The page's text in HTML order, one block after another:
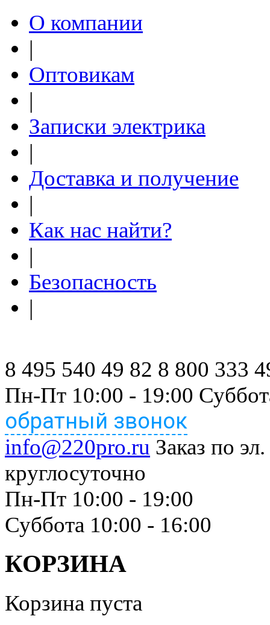
О компании
|
Оптовикам
|
Записки электрика
|
Доставка и получение
|
Как нас найти?
|
Безопасность
|
8 495 540 49 82 8 800 333
Пн-Пт 10:00 - 19:00
обратный звонок
info@220pro.ru Заказ по
круглосуточно
Пн-Пт 10:00 - 19:00
Суббота 10:00 - 16:00
КОРЗИНА
Корзина пуста